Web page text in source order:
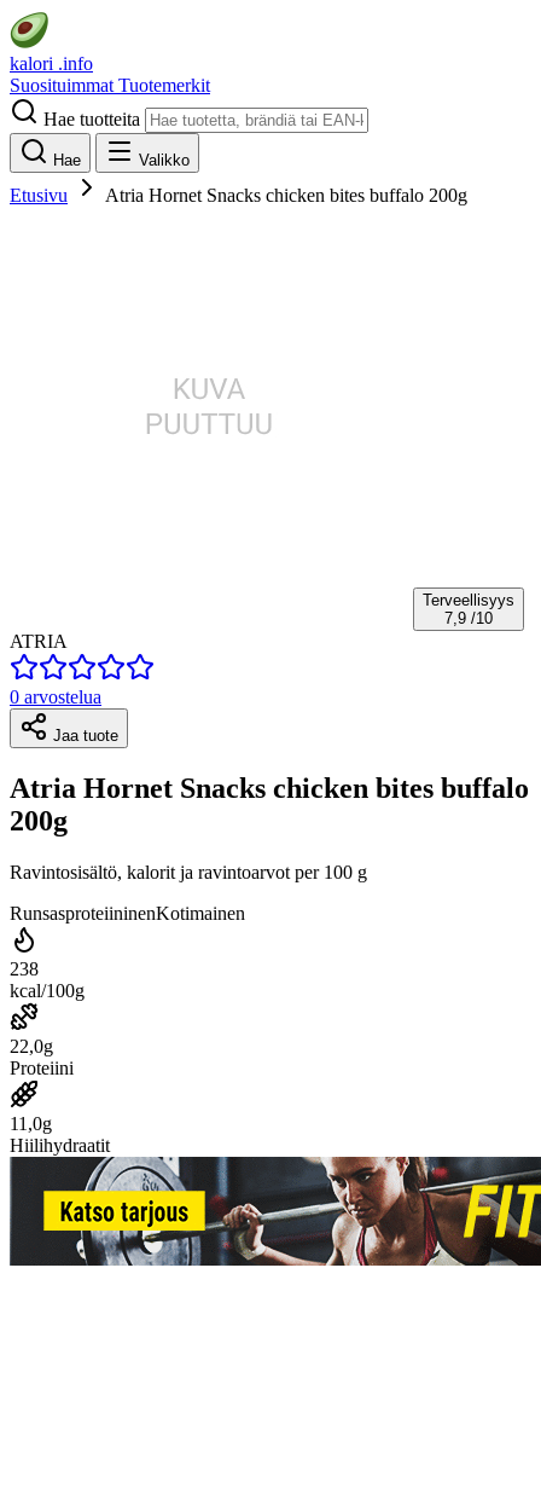
kalori .info
Suosituimmat Tuotemerkit
Hae tuotteita
Hae Valikko
Etusivu Atria Hornet Snacks chicken bites buffalo 200g
Terveellisyys
7,9 /10
ATRIA
0 arvostelua
Jaa tuote
Atria Hornet Snacks chicken bites buffalo
200g
Ravintosisältö, kalorit ja ravintoarvot per 100 g
RunsasproteiininenKotimainen
238
kcal/100g
22,0g
Proteiini
11,0g
Hiilihydraatit